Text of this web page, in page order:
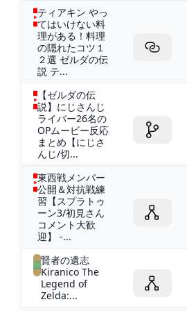
ティアキン やっ
てはいけない料
理がある！料理
の隠れたコツ１
２選 ゼルダの伝
説 テ...
【ゼルダの伝
説】にじさんじ
ライバー26名の
OPムービー反応
まとめ【にじさ
んじ/切...
東西戦メンバー
公開＆対抗戦練
習【スプラトゥ
ーン3/初見さん
コメント大歓
迎】 -...
賢者の遺志
Kiranico The
Legend of
Zelda:...